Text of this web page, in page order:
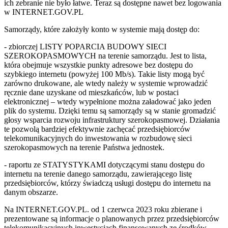
ich zebranie nie było łatwe. Teraz są dostępne nawet bez logowania
w INTERNET.GOV.PL
Samorządy, które założyły konto w systemie mają dostęp do:
- zbiorczej LISTY POPARCIA BUDOWY SIECI
SZEROKOPASMOWYCH na terenie samorządu. Jest to lista,
która obejmuje wszystkie punkty adresowe bez dostępu do
szybkiego internetu (powyżej 100 Mb/s). Takie listy mogą być
zarówno drukowane, ale wtedy należy w systemie wprowadzić
ręcznie dane uzyskane od mieszkańców, lub w postaci
elektronicznej – wtedy wypełnione można załadować jako jeden
plik do systemu. Dzięki temu są samorządy są w stanie gromadzić
głosy wsparcia rozwoju infrastruktury szerokopasmowej. Działania
te pozwolą bardziej efektywnie zachęcać przedsiębiorców
telekomunikacyjnych do inwestowania w rozbudowę sieci
szerokopasmowych na terenie Państwa jednostek.
- raportu ze STATYSTYKAMI dotyczącymi stanu dostępu do
internetu na terenie danego samorządu, zawierającego listę
przedsiębiorców, którzy świadczą usługi dostępu do internetu na
danym obszarze.
Na INTERNET.GOV.PL. od 1 czerwca 2023 roku zbierane i
prezentowane są informacje o planowanych przez przedsiębiorców